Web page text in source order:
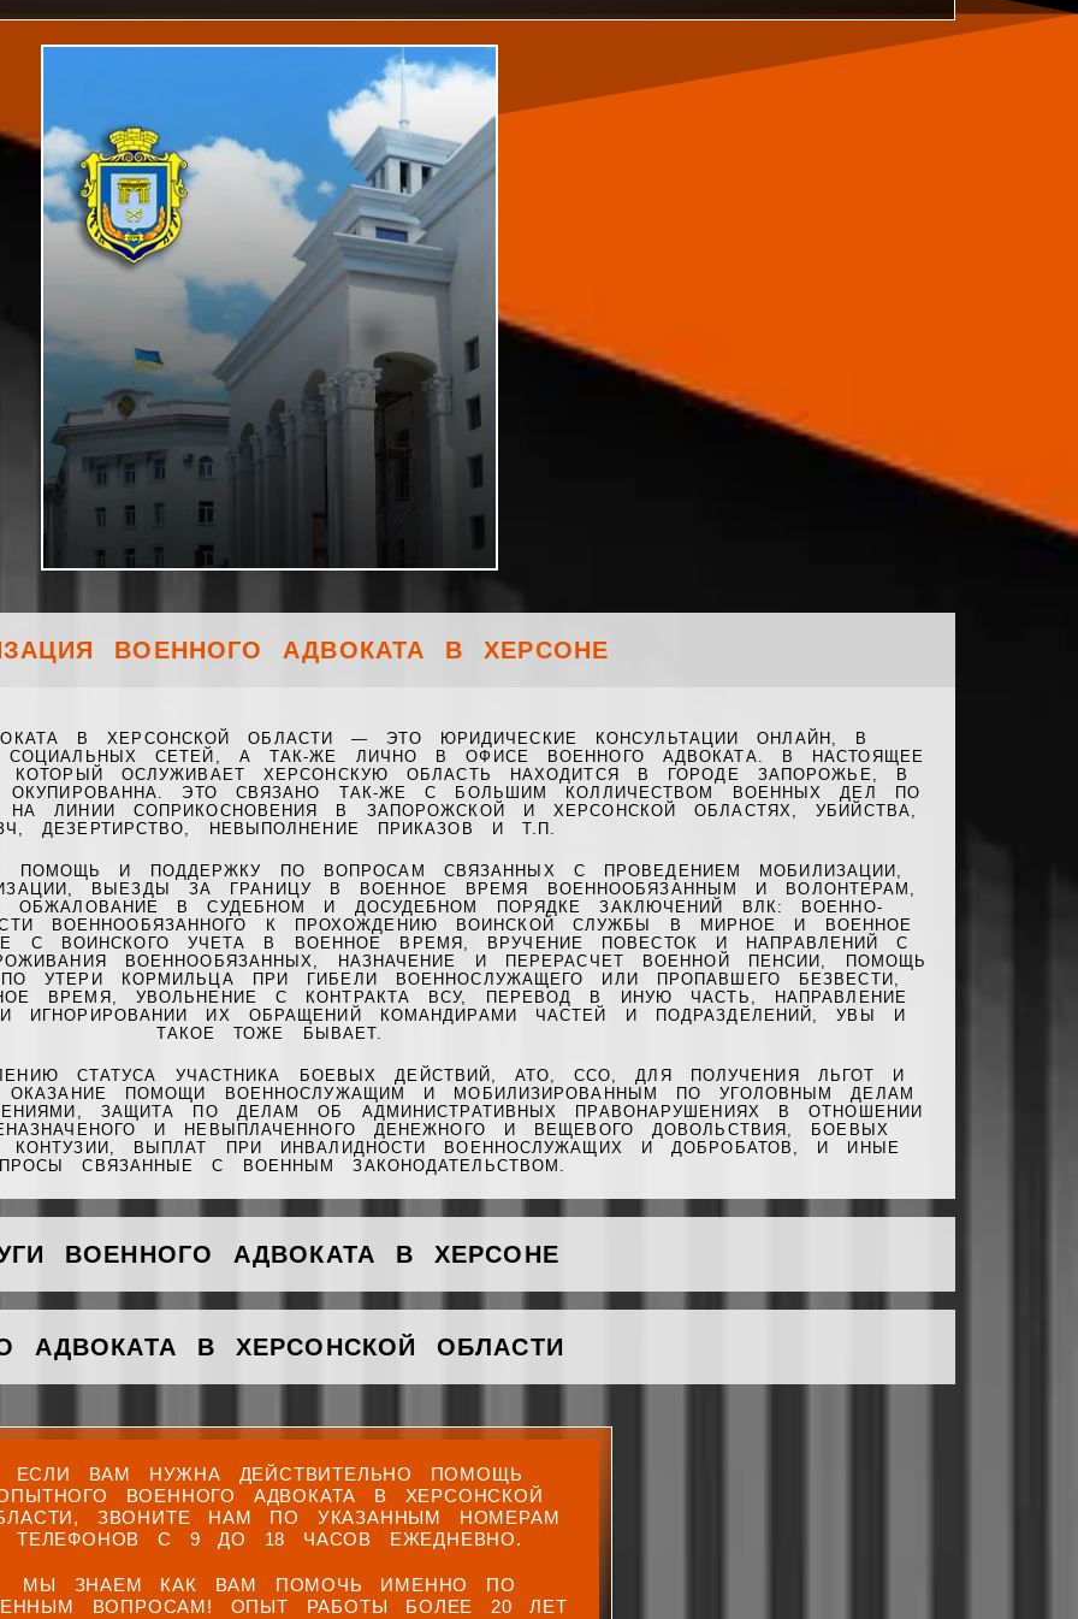
ВОЕННОГО АДВОКАТА В ХЕРСОНЕ
В ХЕРСОНСКОЙ ОБЛАСТИ — ЭТО ЮРИДИЧЕСКИЕ КОНСУЛЬТАЦИИ ОНЛАЙН, В
СЕТЕЙ, А ТАК-ЖЕ ЛИЧНО В ОФИСЕ ВОЕННОГО АДВОКАТА. В НАСТОЯЩЕЕ
ОСЛУЖИВАЕТ ХЕРСОНСКУЮ ОБЛАСТЬ НАХОДИТСЯ В ГОРОДЕ ЗАПОРОЖЬЕ, В
ЭТО СВЯЗАНО ТАК-ЖЕ С БОЛЬШИМ КОЛЛИЧЕСТВОМ ВОЕННЫХ ДЕЛ ПО
ЛИНИИ СОПРИКОСНОВЕНИЯ В ЗАПОРОЖСКОЙ И ХЕРСОНСКОЙ ОБЛАСТЯХ, УБИЙСТВА,
ДЕЗЕРТИРСТВО, НЕВЫПОЛНЕНИЕ ПРИКАЗОВ И Т.П.
ПОМОЩЬ И ПОДДЕРЖКУ ПО ВОПРОСАМ СВЯЗАННЫХ С ПРОВЕДЕНИЕМ МОБИЛИЗАЦИИ,
ВЫЕЗДЫ ЗА ГРАНИЦУ В ВОЕННОЕ ВРЕМЯ ВОЕННООБЯЗАННЫМ И ВОЛОНТЕРАМ,
ОБЖАЛОВАНИЕ В СУДЕБНОМ И ДОСУДЕБНОМ ПОРЯДКЕ ЗАКЛЮЧЕНИЙ ВЛК: ВОЕННО-
ВОЕННООБЯЗАННОГО К ПРОХОЖДЕНИЮ ВОИНСКОЙ СЛУЖБЫ В МИРНОЕ И ВОЕННОЕ
С ВОИНСКОГО УЧЕТА В ВОЕННОЕ ВРЕМЯ, ВРУЧЕНИЕ ПОВЕСТОК И НАПРАВЛЕНИЙ С
ВОЕННООБЯЗАННЫХ, НАЗНАЧЕНИЕ И ПЕРЕРАСЧЕТ ВОЕННОЙ ПЕНСИИ, ПОМОЩЬ
УТЕРИ КОРМИЛЬЦА ПРИ ГИБЕЛИ ВОЕННОСЛУЖАЩЕГО ИЛИ ПРОПАВШЕГО БЕЗВЕСТИ,
ВРЕМЯ, УВОЛЬНЕНИЕ С КОНТРАКТА ВСУ, ПЕРЕВОД В ИНУЮ ЧАСТЬ, НАПРАВЛЕНИЕ
ИГНОРИРОВАНИИ ИХ ОБРАЩЕНИЙ КОМАНДИРАМИ ЧАСТЕЙ И ПОДРАЗДЕЛЕНИЙ, УВЫ И
ТАКОЕ ТОЖЕ БЫВАЕТ.
СТАТУСА УЧАСТНИКА БОЕВЫХ ДЕЙСТВИЙ, АТО, ССО, ДЛЯ ПОЛУЧЕНИЯ ЛЬГОТ И
ОКАЗАНИЕ ПОМОЩИ ВОЕННОСЛУЖАЩИМ И МОБИЛИЗИРОВАННЫМ ПО УГОЛОВНЫМ ДЕЛАМ
ЗАЩИТА ПО ДЕЛАМ ОБ АДМИНИСТРАТИВНЫХ ПРАВОНАРУШЕНИЯХ В ОТНОШЕНИИ
И НЕВЫПЛАЧЕННОГО ДЕНЕЖНОГО И ВЕЩЕВОГО ДОВОЛЬСТВИЯ, БОЕВЫХ
ВЫПЛАТ ПРИ ИНВАЛИДНОСТИ ВОЕННОСЛУЖАЩИХ И ДОБРОБАТОВ, И ИНЫЕ
СВЯЗАННЫЕ С ВОЕННЫМ ЗАКОНОДАТЕЛЬСТВОМ.
ВОЕННОГО АДВОКАТА В ХЕРСОНЕ
АДВОКАТА В ХЕРСОНСКОЙ ОБЛАСТИ
ЕСЛИ ВАМ НУЖНА ДЕЙСТВИТЕЛЬНО ПОМОЩЬ
ВОЕННОГО АДВОКАТА В ХЕРСОНСКОЙ
ЗВОНИТЕ НАМ ПО УКАЗАННЫМ НОМЕРАМ
ТЕЛЕФОНОВ С 9 ДО 18 ЧАСОВ ЕЖЕДНЕВНО.
МЫ ЗНАЕМ КАК ВАМ ПОМОЧЬ ИМЕННО ПО
ВОПРОСАМ! ОПЫТ РАБОТЫ БОЛЕЕ 20 ЛЕТ